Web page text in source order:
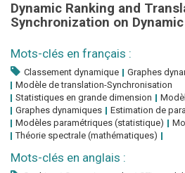
Dynamic Ranking and
Synchronization on
Mots-clés en français :
Classement dynamique Graphes
Modèle de translation-Synchronisation
Statistiques en grande dimension
Graphes dynamiques
Estimation de
Modèles paramétriques (statistique)
Théorie spectrale (mathématiques)
Mots-clés en anglais :